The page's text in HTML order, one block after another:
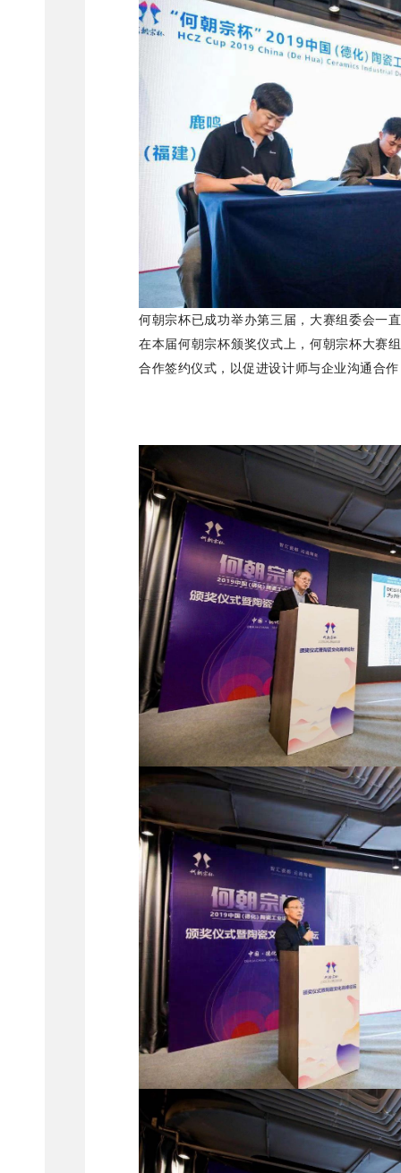
何朝宗杯已成功举办第三届，大赛组委会一
在本届何朝宗杯颁奖仪式上，何朝宗杯大赛
合作签约仪式，以促进设计师与企业沟通合